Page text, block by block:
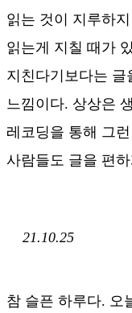
읽는 것이 지루하
읽는게 지칠 때가
지친다기보다는 글
느낌이다. 상상은
레코딩을 통해 그
사람들도 글을 편
21.10.25
참 슬픈 하루다. 오